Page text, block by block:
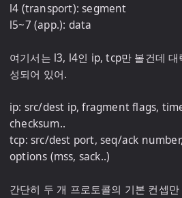
l4 (transport): segment
l5~7 (app.): data
여기서는 l3, l4인 ip, tcp만 볼건데 대
성되어 있어.
ip: src/dest ip, fragment flags,
checksum..
tcp: src/dest port, seq/ack
options (mss, sack..)
간단히 두 개 프로토콜의 기본 컨셉